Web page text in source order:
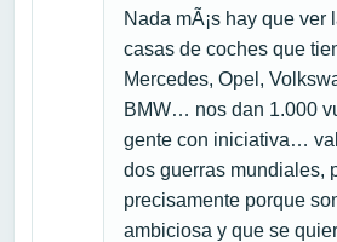
Nada mÃ¡s hay que ver
casas de coches que
Mercedes, Opel,
BMW… nos dan 1.000
gente con iniciativa…
dos guerras mundiales,
precisamente porque
ambiciosa y que se